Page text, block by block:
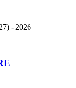
- 2026